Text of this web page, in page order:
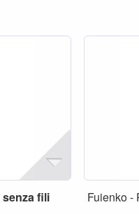
senzafili Fuienko -